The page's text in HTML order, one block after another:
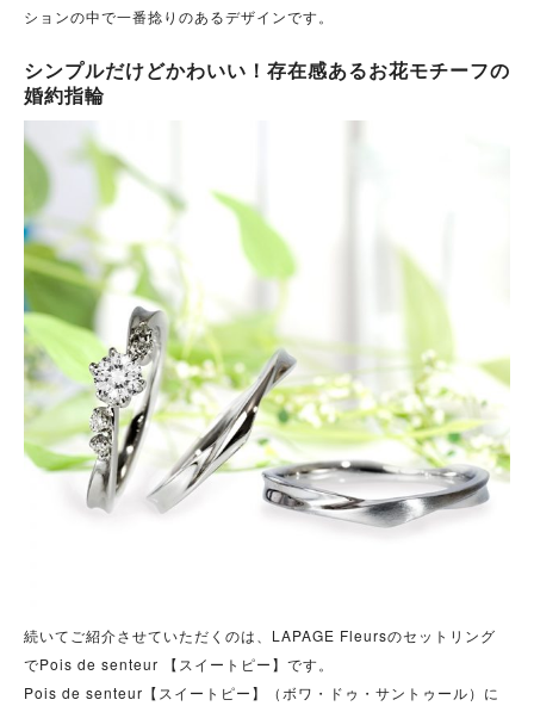
ションの中で一番捻りのあるデザインです。
シンプルだけどかわいい！存在感あるお花モチーフの
婚約指輪
続いてご紹介させていただくのは、LAPAGE Fleursのセットリング
でPois de senteur 【スイートピー】です。
Pois de senteur【スイートピー】（ボワ・ドゥ・サントゥール）に